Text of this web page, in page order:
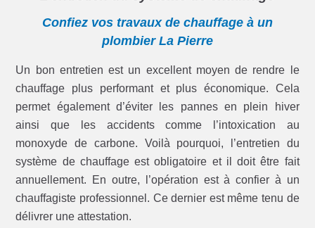
Confiez vos travaux de chauffage à un
plombier La Pierre
Un bon entretien est un excellent moyen de rendre le
chauffage plus performant et plus économique. Cela
permet également d’éviter les pannes en plein hiver
ainsi que les accidents comme l’intoxication au
monoxyde de carbone. Voilà pourquoi, l’entretien du
système de chauffage est obligatoire et il doit être fait
annuellement. En outre, l’opération est à confier à un
chauffagiste professionnel. Ce dernier est même tenu de
délivrer une attestation.